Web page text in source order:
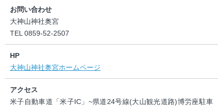
お問い合わせ
大神山神社奥宮
TEL 0859-52-2507
HP
大神山神社奥宮ホームページ
アクセス
米子自動車道「米子IC」~県道24号線(大山観光道路)博労座駐車